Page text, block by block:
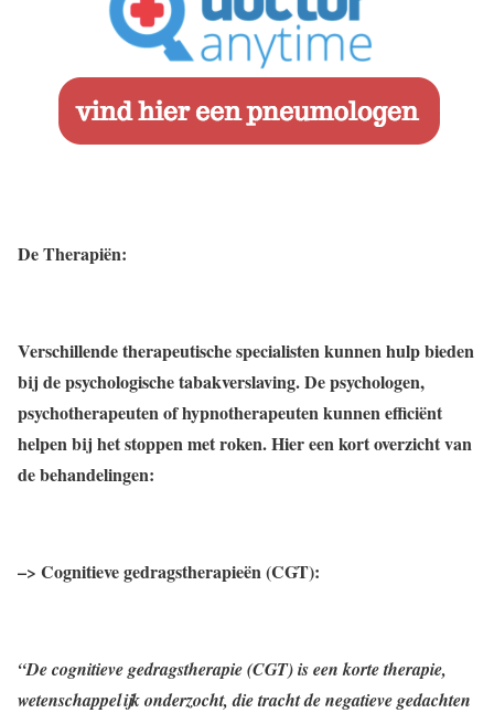
De Therapiën:
Verschillende therapeutische specialisten kunnen hulp bieden
bij de psychologische tabakverslaving. De psychologen,
psychotherapeuten of hypnotherapeuten kunnen efficiënt
helpen bij het stoppen met roken. Hier een kort overzicht van
de behandelingen:
–> Cognitieve gedragstherapieën (CGT):
“De cognitieve gedragstherapie (CGT) is een korte therapie,
wetenschappelijk onderzocht, die tracht de negatieve gedachten